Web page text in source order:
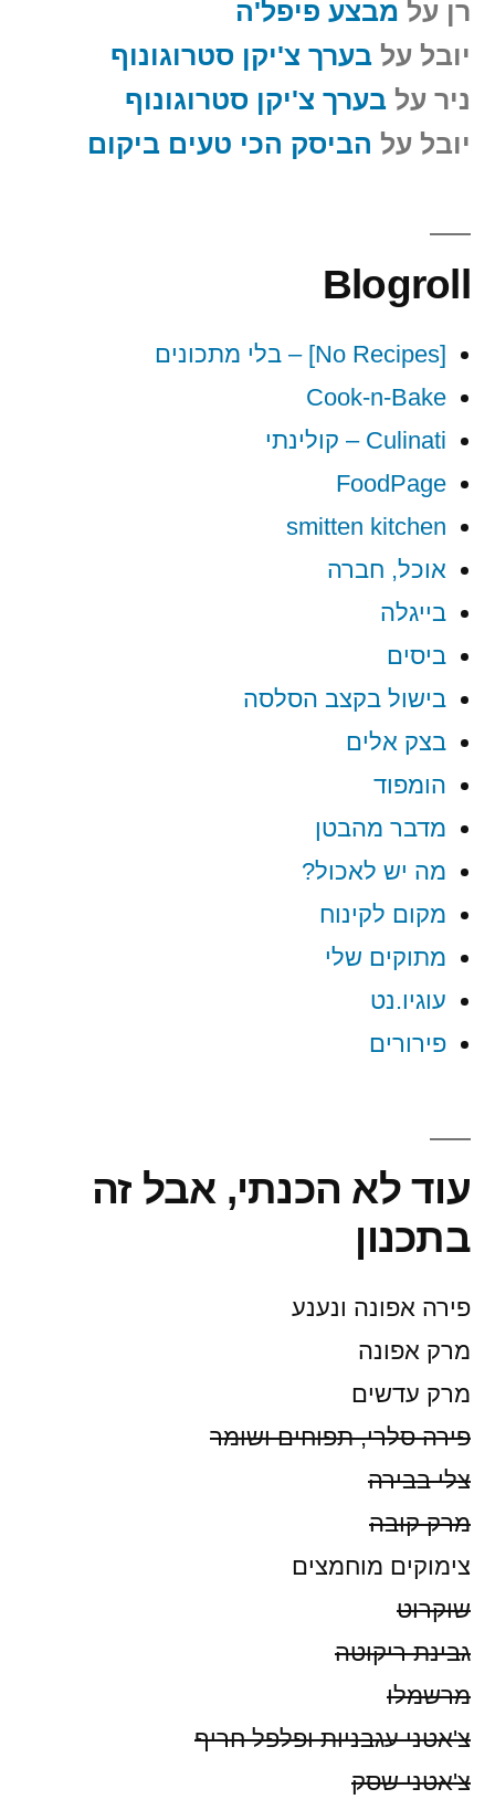
רן על מבצע פיפל'ה
יובל על בערך צ'יקן סטרוגונוף
ניר על בערך צ'יקן סטרוגונוף
יובל על הביסק הכי טעים ביקום
Blogroll
[No Recipes] – בלי מתכונים
Cook-n-Bake
Culinati – קולינתי
FoodPage
smitten kitchen
אוכל, חברה
בייגלה
ביסים
בישול בקצב הסלסה
בצק אלים
הומפוד
מדבר מהבטן
מה יש לאכול?
מקום לקינוח
מתוקים שלי
עוגיו.נט
פירורים
עוד לא הכנתי, אבל זה
בתכנון
פירה אפונה ונענע
מרק אפונה
מרק עדשים
פירה סלרי, תפוחים ושומר
צלי בבירה
מרק קובה
צימוקים מוחמצים
שוקרוט
גבינת ריקוטה
מרשמלו
צ'אטני עגבניות ופלפל חריף
צ'אטני שסק